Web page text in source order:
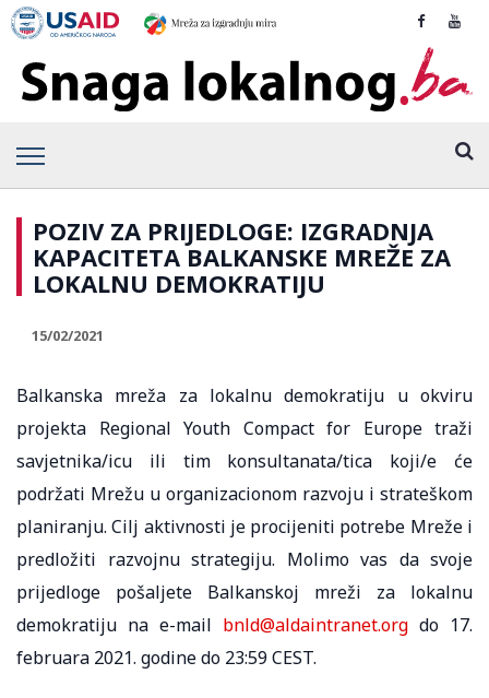
POZIV ZA PRIJEDLOGE: IZGRADNJA
KAPACITETA BALKANSKE MREŽE ZA
LOKALNU DEMOKRATIJU
15/02/2021
Balkanska mreža za lokalnu demokratiju u okviru
projekta Regional Youth Compact for Europe traži
savjetnika/icu ili tim konsultanata/tica koji/e će
podržati Mrežu u organizacionom razvoju i strateškom
planiranju. Cilj aktivnosti je procijeniti potrebe Mreže i
predložiti razvojnu strategiju. Molimo vas da svoje
prijedloge pošaljete Balkanskoj mreži za lokalnu
demokratiju na e-mail bnld@aldaintranet.org do 17.
februara 2021. godine do 23:59 CEST.